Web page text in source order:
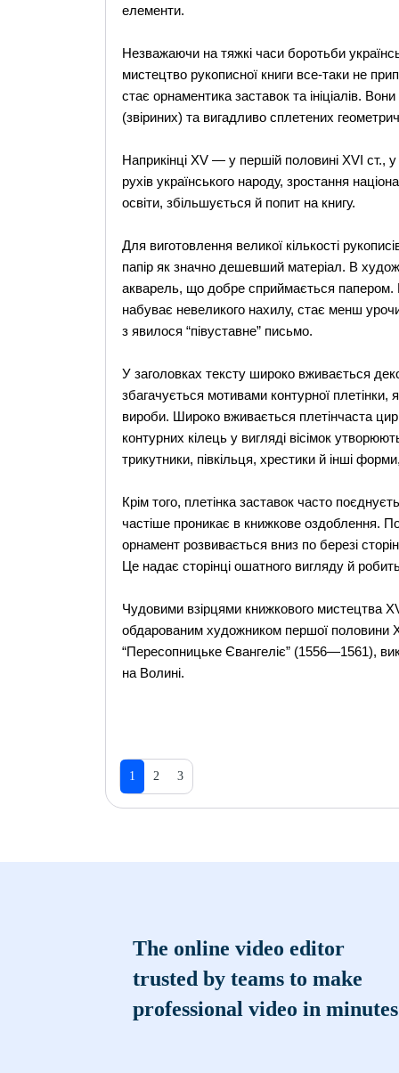
елементи.
Незважаючи на тяжкі часи боротьби
мистецтво рукописної книги все-таки не
стає орнаментика заставок та ініціалів.
(звіриних) та вигадливо сплетених
Наприкінці XV — у першій половині XVI ст.,
рухів українського народу, зростання
освіти, збільшується й попит на книгу.
Для виготовлення великої кількості
папір як значно дешевший матеріал. В
акварель, що добре сприймається папером.
набуває невеликого нахилу, стає менш
з явилося “півуставне” письмо.
У заголовках тексту широко вживається
збагачується мотивами контурної плетінки,
вироби. Широко вживається плетінчаста
контурних кілець у вигляді вісімок
трикутники, півкільця, хрестики й інші
Крім того, плетінка заставок часто
частіше проникає в книжкове оздоблення.
орнамент розвивається вниз по березі
Це надає сторінці ошатного вигляду й
Чудовими взірцями книжкового мистецтва
обдарованим художником першої половини
“Пересопницьке Євангеліє” (1556—1561),
на Волині.
1 2 3
The online video editor
trusted by teams to make
professional video in minutes